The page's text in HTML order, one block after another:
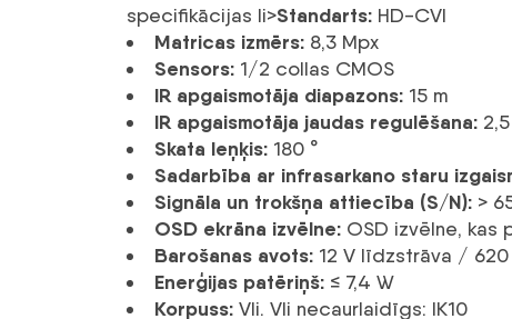
specifikācijas li>Standarts: HD-CVI
Matricas izmērs: 8,3 Mpx
Sensors: 1/2 collas CMOS
IR apgaismotāja diapazons: 15 m
IR apgaismotāja jaudas regulēšana:
Skata leņķis: 180 °
Sadarbība ar infrasarkano staru
Signāla un trokšņa attiecība (S/N): >
OSD ekrāna izvēlne: OSD izvēlne, kas
Barošanas avots: 12 V līdzstrāva / 620
Enerģijas patēriņš: ≤ 7,4 W
Korpuss: Vli. Vli necaurlaidīgs: IK10